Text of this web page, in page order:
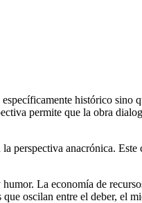
histórico sino
permite que la obra
anacrónica.
La economía de
oscilan entre el deber, el